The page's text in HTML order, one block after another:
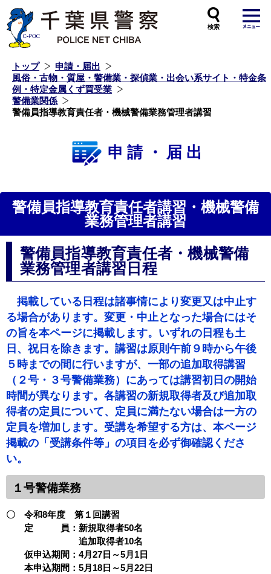
トップ
申請・届出
風俗・古物・質屋・警備業・探偵業・出会い系サイト・特金条
例・特定金属くず買受業
警備業関係
警備員指導教育責任者・機械警備業務管理者講習
申請・届出
警備員指導教育責任者講習・機械警備
業務管理者講習
警備員指導教育責任者・機械警備
業務管理者講習日程
掲載している日程は諸事情により変更又は中止す
る場合があります。変更・中止となった場合にはそ
の旨を本ページに掲載します。いずれの日程も土
日、祝日を除きます。講習は原則午前９時から午後
５時までの間に行いますが、一部の追加取得講習
（２号・３号警備業務）にあっては講習初日の開始
時間が異なります。各講習の新規取得者及び追加取
得者の定員について、定員に満たない場合は一方の
定員を増加します。受講を希望する方は、本ページ
掲載の「受講条件等」の項目を必ず御確認くださ
い。
１号警備業務
〇 令和8年度 第１回講習
定 員：新規取得者50名
追加取得者10名
仮申込期間：4月27日～5月1日
本申込期間：5月18日～5月22日